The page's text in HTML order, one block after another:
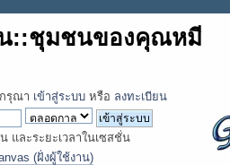
น::ชุมชนของคุณหมี
กรุณา เข้าสู่ระบบ หรือ ลงทะเบียน
และระยะเวลาในเซสชั่น
(ฝั่งผู้ใช้งาน)